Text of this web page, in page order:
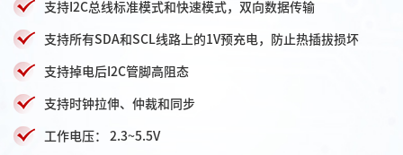
支持I2C总线标准模式和快速模式，双向数据传输
支持所有SDA和SCL线路上的1V预充电，防止热插拔损坏
支持掉电后I2C管脚高阻态
支持时钟拉伸、仲裁和同步
工作电压： 2.3~5.5V